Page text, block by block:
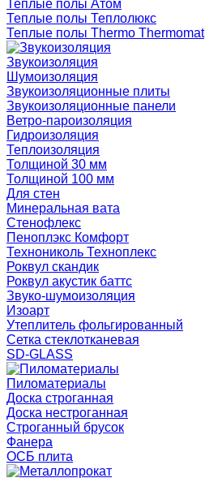
Теплые полы Атом
Теплые полы Теплолюкс
Теплые полы Thermo Thermomat
Звукоизоляция
Шумоизоляция
Звукоизоляционные плиты
Звукоизоляционные панели
Ветро-пароизоляция
Гидроизоляция
Теплоизоляция
Толщиной 30 мм
Толщиной 100 мм
Для стен
Минеральная вата
Стенофлекс
Пеноплэкс Комфорт
Технониколь Техноплекс
Роквул скандик
Роквул акустик баттс
Звуко-шумоизоляция
Изоарт
Утеплитель фольгированный
Сетка стеклотканевая
SD-GLASS
Пиломатериалы
Доска строганная
Доска нестроганная
Строганный брусок
Фанера
ОСБ плита